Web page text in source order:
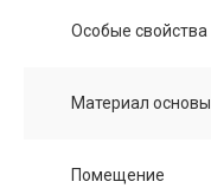
Особые свойства
Материал основы
Помещение